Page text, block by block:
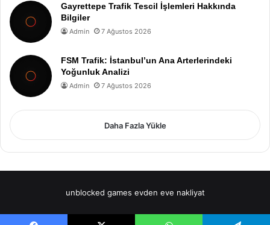
Gayrettepe Trafik Tescil İşlemleri Hakkında
Bilgiler
Admin 7 Ağustos 2026
FSM Trafik: İstanbul’un Ana Arterlerindeki
Yoğunluk Analizi
Admin 7 Ağustos 2026
Daha Fazla Yükle
unblocked games evden eve nakliyat